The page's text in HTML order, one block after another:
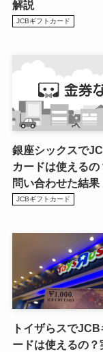
解説
JCBギフトカード
銀座シックスで
カードは使えるの
問い合わせた結果
JCBギフトカード
トイザらスでJCB
ードは使えるの？